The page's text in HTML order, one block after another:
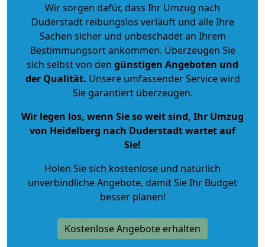
Wir sorgen dafür, dass Ihr Umzug nach
Duderstadt reibungslos verläuft und alle Ihre
Sachen sicher und unbeschadet an Ihrem
Bestimmungsort ankommen. Überzeugen Sie
sich selbst von den günstigen Angeboten und
der Qualität. Unsere umfassender Service wird
Sie garantiert überzeugen.
Wir legen los, wenn Sie so weit sind, Ihr Umzug
von Heidelberg nach Duderstadt wartet auf
Sie!
Holen Sie sich kostenlose und natürlich
unverbindliche Angebote, damit Sie Ihr Budget
besser planen!
Kostenlose Angebote erhalten